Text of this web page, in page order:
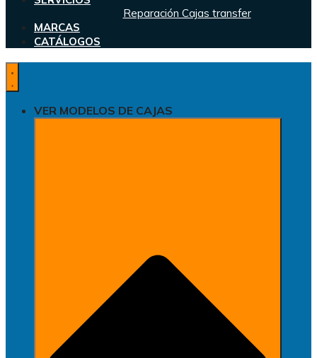
Reparación Cajas transfer
MARCAS
CATÁLOGOS
VER MODELOS DE CAJAS